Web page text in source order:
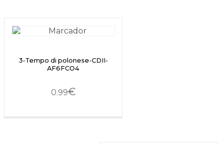
3-Tempo di polonese-CDII-
AF6FCO4
0.99€